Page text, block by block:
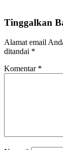
Tinggalkan
Alamat email
ditandai *
Komentar *